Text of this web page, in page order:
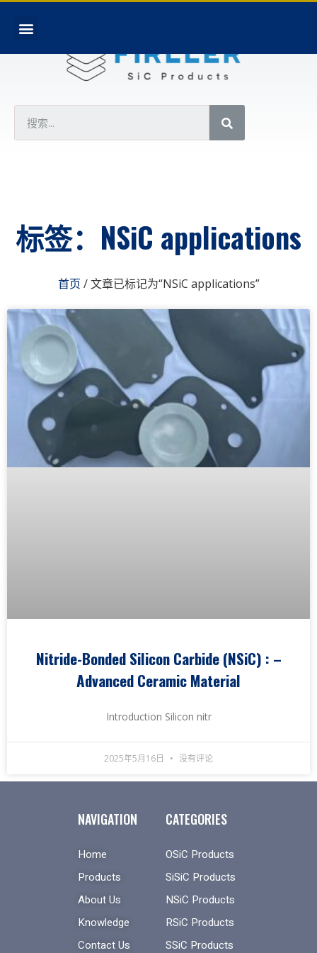
标签：NSiC applications
首页 / 文章已标记为“NSiC applications”
Nitride-Bonded Silicon Carbide (NSiC) : –
Advanced Ceramic Material
Introduction Silicon nitr
2025年5月16日 没有评论
NAVIGATION
Home
Products
About Us
Knowledge
Contact Us
CATEGORIES
OSiC Products
SiSiC Products
NSiC Products
RSiC Products
SSiC Products